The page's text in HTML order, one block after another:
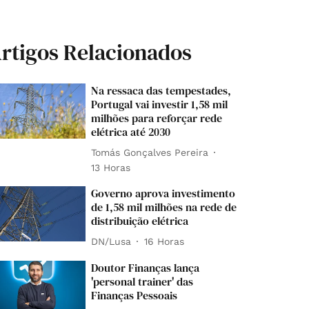
Relacionados
Na ressaca das tempestades,
Portugal vai investir 1,58 mil
milhões para reforçar rede
elétrica até 2030
Tomás Gonçalves Pereira
13 Horas
Governo aprova investimento
de 1,58 mil milhões na rede de
distribuição elétrica
DN/Lusa 16 Horas
Doutor Finanças lança
'personal trainer' das
Finanças Pessoais